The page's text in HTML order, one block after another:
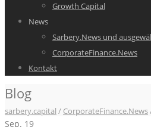
Growth Capital
News
Sarbery.News und
CorporateFinance.News
Kontakt
Blog
sarbery.capital / CorporateFinance.News
Sep. 19